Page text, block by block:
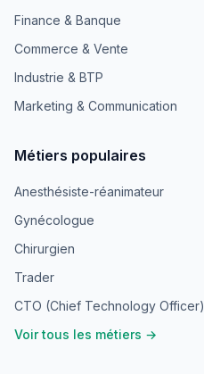
Finance & Banque
Commerce & Vente
Industrie & BTP
Marketing & Communication
Métiers populaires
Anesthésiste-réanimateur
Gynécologue
Chirurgien
Trader
CTO (Chief Technology Officer)
Voir tous les métiers →